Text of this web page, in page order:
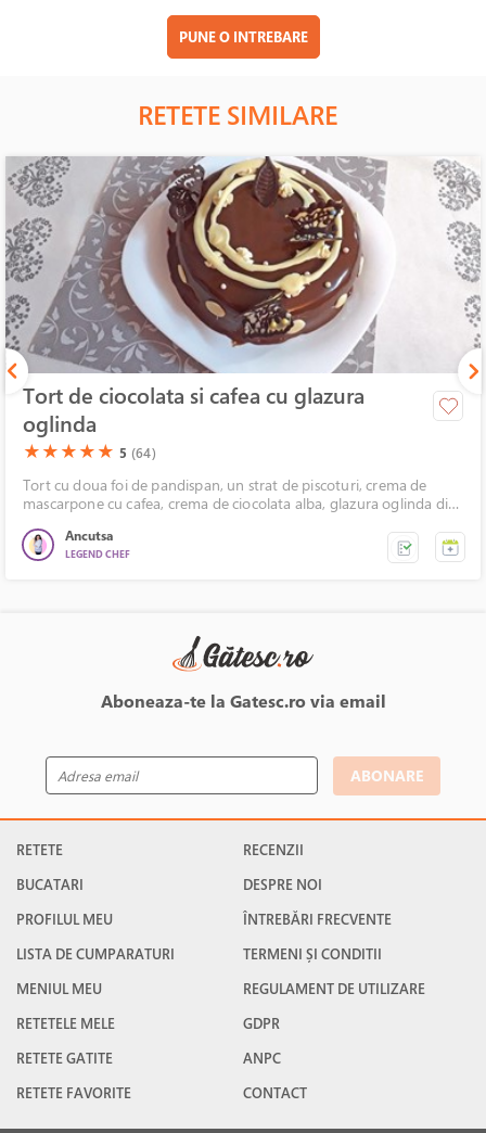
PUNE O INTREBARE
RETETE SIMILARE
Tort de ciocolata si cafea cu glazura
oglinda
(*)
★(*)
★(*)
★(*)
★(*)
★ 5 (64)
Tort cu doua foi de pandispan, un strat de piscoturi, crema de
mascarpone cu cafea, crema de ciocolata alba, glazura oglinda din
Ancutsa
LEGEND CHEF
Aboneaza-te la Gatesc.ro via email
ABONARE
RETETE
BUCATARI
PROFILUL MEU
LISTA DE CUMPARATURI
MENIUL MEU
RETETELE MELE
RETETE GATITE
RETETE FAVORITE
RECENZII
DESPRE NOI
ÎNTREBĂRI FRECVENTE
TERMENI ȘI CONDITII
REGULAMENT DE UTILIZARE
GDPR
ANPC
CONTACT